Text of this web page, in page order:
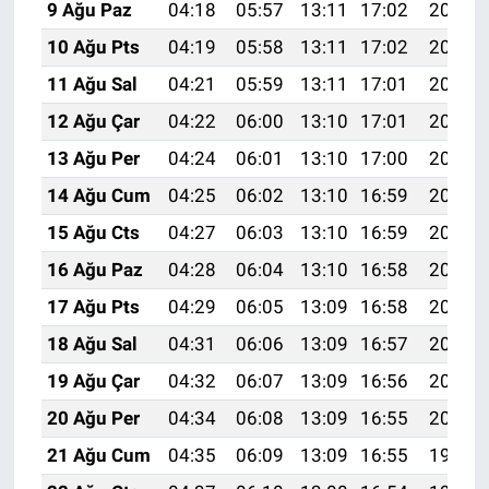
9 Ağu Paz 04:18 05:57 13:11 17:02
20:15
10 Ağu Pts
04:19 05:58 13:11 17:02
20:13
11 Ağu Sal
04:21 05:59 13:11 17:01
20:12
12 Ağu Çar
04:22 06:00 13:10 17:01
20:11
13 Ağu Per
04:24 06:01 13:10 17:00
20:09
14 Ağu Cum
04:25 06:02 13:10 16:59
20:08
15 Ağu Cts
04:27 06:03 13:10 16:59
20:07
16 Ağu Paz
04:28 06:04 13:10 16:58
20:05
17 Ağu Pts
04:29 06:05 13:09 16:58
20:04
18 Ağu Sal
04:31 06:06 13:09 16:57
20:02
19 Ağu Çar
04:32 06:07 13:09 16:56
20:01
20 Ağu Per
04:34 06:08 13:09 16:55
20:00
21 Ağu Cum
04:35 06:09 13:09 16:55
19:58